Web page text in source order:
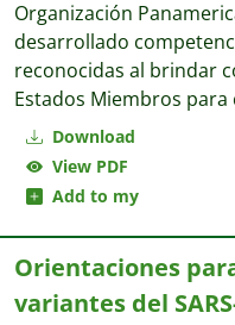
Download
View PDF
Add to my
Organización
desarrollado
reconocidas al brindar
Estados Miembros
Orientaciones
variantes del